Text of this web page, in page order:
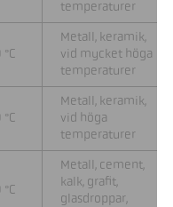
temperaturer
Metall, keramik,
vid mycket höga
temperaturer
Metall, keramik,
vid höga
temperaturer
Metall, cement,
kalk, grafit,
glasdroppar,